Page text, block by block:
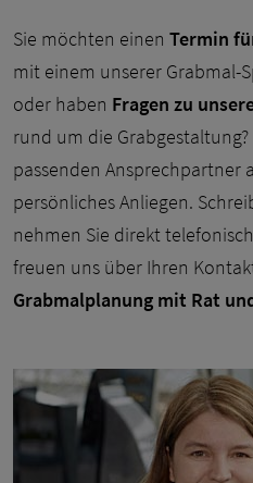
Sie möchten einen Termin
mit einem unserer Grabmal-
oder haben Fragen zu
rund um die
passenden Ansprechpartner
persönliches Anliegen.
nehmen Sie direkt
freuen uns über Ihren
Grabmalplanung mit Rat